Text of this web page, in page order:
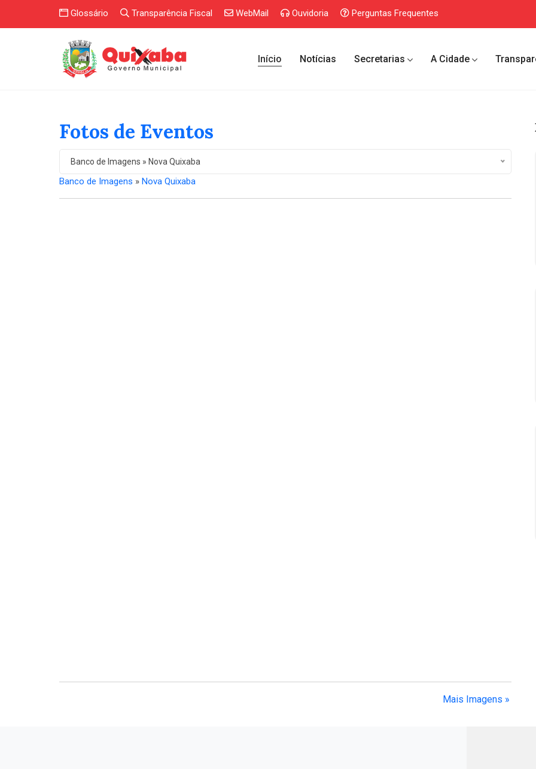
Glossário Transparência Fiscal WebMail Ouvidoria Perguntas Frequentes
Início Notícias Secretarias A Cidade
Fotos de Eventos
Banco de Imagens » Nova Quixaba
Banco de Imagens » Nova Quixaba
Mais Imagens »